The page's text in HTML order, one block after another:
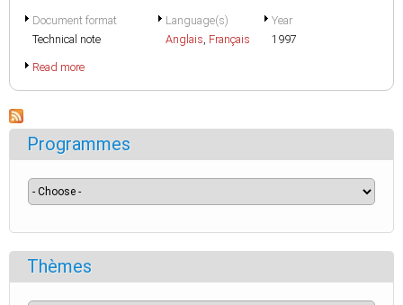
Document format
Technical note
Language(s)
Anglais, Français
Year
1997
Read more
Programmes
Thèmes